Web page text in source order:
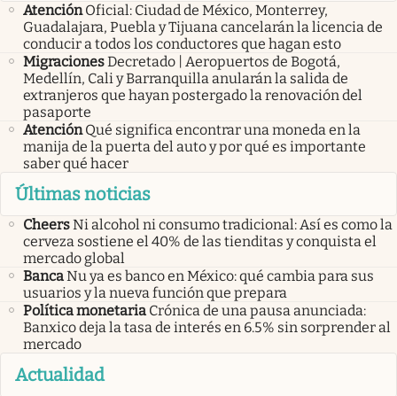
Atención Oficial: Ciudad de México, Monterrey,
Guadalajara, Puebla y Tijuana cancelarán la licencia de
conducir a todos los conductores que hagan esto
MigracionesDecretado | Aeropuertos de Bogotá,
Medellín, Cali y Barranquilla anularán la salida de
extranjeros que hayan postergado la renovación del
pasaporte
Atención Qué significa encontrar una moneda en la
manija de la puerta del auto y por qué es importante
saber qué hacer
Últimas noticias
CheersNi alcohol ni consumo tradicional: Así es como la
cerveza sostiene el 40% de las tienditas y conquista el
mercado global
BancaNu ya es banco en México: qué cambia para sus
usuarios y la nueva función que prepara
Política monetaria Crónica de una pausa anunciada:
Banxico deja la tasa de interés en 6.5% sin sorprender al
mercado
Actualidad